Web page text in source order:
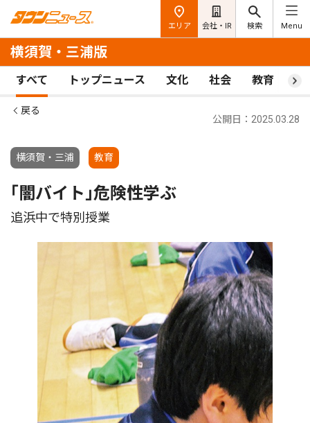
エリア 会社・IR 検索 Menu
横須賀・三浦版
すべて トップニュース 文化 社会 教育 ス
戻る
横須賀・三浦 教育
公開日：2025.03.28
｢闇バイト｣危険性学ぶ
追浜中で特別授業